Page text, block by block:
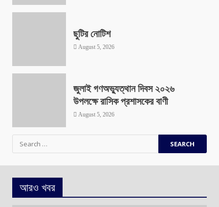
ছুটির নোটিশ
August 5, 2026
জুলাই গণঅভ্যুত্থান দিবস ২০২৬
উপলক্ষে রাসিক প্রশাসকের বাণী
August 5, 2026
for:
আরও খবর